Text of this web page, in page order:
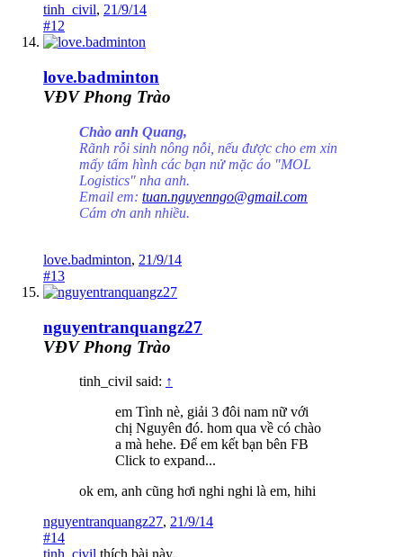
tinh_civil, 21/9/14
#12
love.badminton
VĐV Phong Trào
Chào anh Quang,
Rãnh rỗi sinh nông nỗi, nếu được cho em xin
mấy tấm hình các bạn nử mặc áo "MOL
Logistics" nha anh.
Email em: tuan.nguyenngo@gmail.com
Cám ơn anh nhiều.
love.badminton, 21/9/14
#13
nguyentranquangz27
VĐV Phong Trào
tinh_civil said: ↑
em Tình nè, giải 3 đôi nam nữ với
chị Nguyên đó. hom qua về có chào
a mà hehe. Để em kết bạn bên FB
Click to expand...
ok em, anh cũng hơi nghi nghi là em, hihi
nguyentranquangz27, 21/9/14
#14